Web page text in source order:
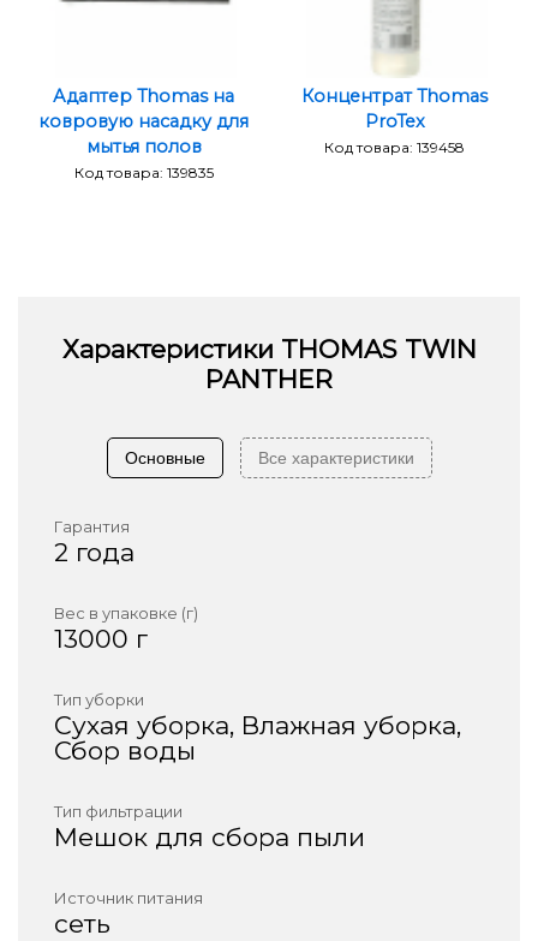
Адаптер Thomas на
ковровую насадку для
мытья полов
Код товара: 139835
Концентрат Thomas
ProTex
Код товара: 139458
Характеристики THOMAS TWIN
PANTHER
Основные Все характеристики
Гарантия
2 года
Вес в упаковке (г)
13000 г
Тип уборки
Сухая уборка, Влажная уборка,
Сбор воды
Тип фильтрации
Мешок для сбора пыли
Источник питания
сеть